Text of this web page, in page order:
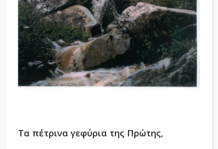
Τα πέτρινα γεφύρια της Πρώτης,